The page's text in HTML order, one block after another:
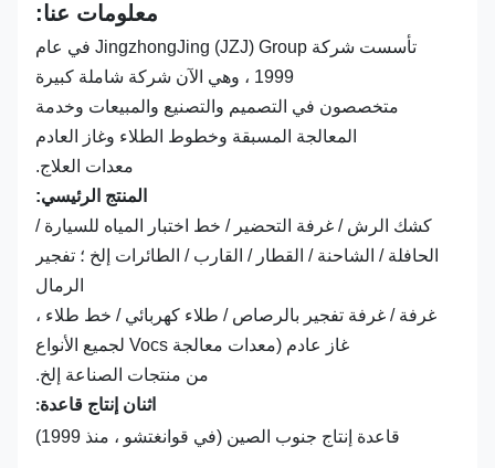
معلومات عنا:
تأسست شركة JingzhongJing (JZJ) Group في عام
1999 ، وهي الآن شركة شاملة كبيرة
متخصصون في التصميم والتصنيع والمبيعات وخدمة
المعالجة المسبقة وخطوط الطلاء وغاز العادم
معدات العلاج.
المنتج الرئيسي:
كشك الرش / غرفة التحضير / خط اختبار المياه للسيارة /
الحافلة / الشاحنة / القطار / القارب / الطائرات إلخ ؛ تفجير
الرمال
غرفة / غرفة تفجير بالرصاص / طلاء كهربائي / خط طلاء ،
غاز عادم (معدات معالجة Vocs لجميع الأنواع
من منتجات الصناعة إلخ.
اثنان إنتاج قاعدة:
قاعدة إنتاج جنوب الصين (في قوانغتشو ، منذ 1999)